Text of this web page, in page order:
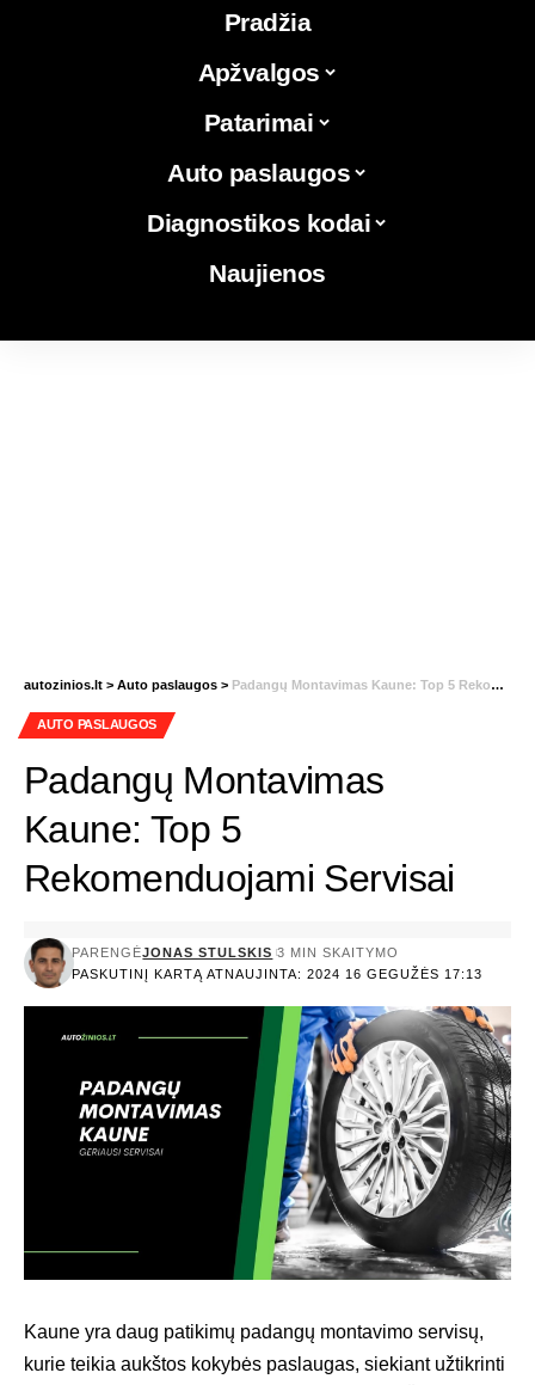
Pradžia
Apžvalgos
Patarimai
Auto paslaugos
Diagnostikos kodai
Naujienos
autozinios.lt > Auto paslaugos > Padangų Montavimas Kaune: Top 5 Rekomenduojami Servisai
AUTO PASLAUGOS
Padangų Montavimas
Kaune: Top 5
Rekomenduojami Servisai
PASKUTINĮ KARTĄ ATNAUJINTA: 2024 16 GEGUŽĖS 17:13
PARENGĖJONAS STULSKIS 3 MIN SKAITYMO
Kaune yra daug patikimų padangų montavimo servisų,
kurie teikia aukštos kokybės paslaugas, siekiant užtikrinti